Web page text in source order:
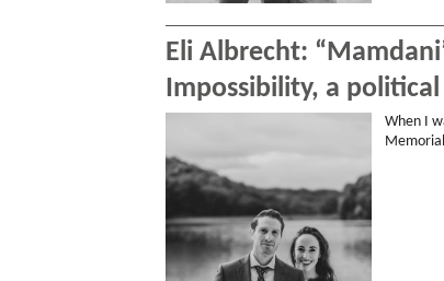
Eli Albrecht:
Impossibility, a political
When I